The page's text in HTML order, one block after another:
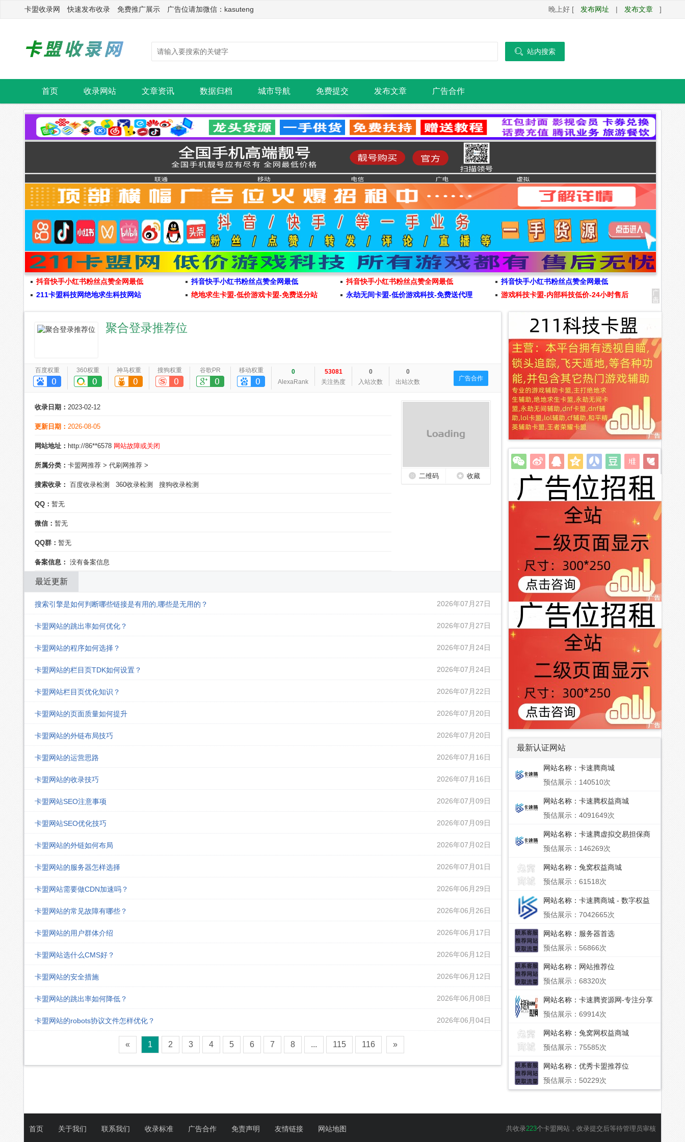
卡盟收录网 快速发布收录 免费推广展示 广告位请加微信：kasuteng 晚上好 [ 发布网址 | 发布文章 ]
 站内搜索
首页 收录网站 文章资讯 数据归档 城市导航 免费提交 发布文章 广告合作
抖音快手小红书粉丝点赞全网最低 抖音快手小红书粉丝点赞全网最低 抖音快手小红书粉丝点赞全网最低
抖音快手小红书粉丝点赞全网最低
211卡盟科技网绝地求生科技网站
绝地求生卡盟-低价游戏卡盟-免费送分站 永劫无间卡盟-低价游戏科技-免费送代理 游戏科技卡盟-内部科技低价-24小时售后
聚合登录推荐位
百度权重 360权重 神马权重 搜狗权重 谷歌PR 移动权重
0
AlexaRank
53081
关注热度
0
入站次数
0
出站次数
广告合作
收录日期： 2023-02-12
更新日期： 2026-08-05
网站地址： http://86**6578 网站故障或关闭
所属分类： 卡盟网推荐 > 代刷网推荐 >
搜索收录： 百度收录检测 360收录检测 搜狗收录检测
QQ： 暂无
微信： 暂无
QQ群： 暂无
备案信息： 没有备案信息
二维码 收藏
最近更新
搜索引擎是如何判断哪些链接是有用的,哪些是无用的？ 2026年07月27日
卡盟网站的跳出率如何优化？ 2026年07月27日
卡盟网站的程序如何选择？ 2026年07月24日
卡盟网站的栏目页TDK如何设置？ 2026年07月24日
卡盟网站栏目页优化知识？ 2026年07月22日
卡盟网站的页面质量如何提升 2026年07月20日
卡盟网站的外链布局技巧 2026年07月20日
卡盟网站的运营思路 2026年07月16日
卡盟网站的收录技巧 2026年07月16日
卡盟网站SEO注意事项 2026年07月09日
卡盟网站SEO优化技巧 2026年07月09日
卡盟网站的外链如何布局 2026年07月02日
卡盟网站的服务器怎样选择 2026年07月01日
卡盟网站需要做CDN加速吗？ 2026年06月29日
卡盟网站的常见故障有哪些？ 2026年06月26日
卡盟网站的用户群体介绍 2026年06月17日
卡盟网站选什么CMS好？ 2026年06月12日
卡盟网站的安全措施 2026年06月12日
卡盟网站的跳出率如何降低？ 2026年06月08日
卡盟网站的robots协议文件怎样优化？ 2026年06月04日
« 1 2 3 4 5 6 7 8 ... 115 116 »
最新认证网站
网站名称： 卡速腾商城
预估展示：140510次
网站名称： 卡速腾权益商城
预估展示：4091649次
网站名称： 卡速腾虚拟交易担保商
会员垂直供应批发平台
预估展示：146269次
网站名称： 兔窝权益商城
预估展示：61518次
网站名称： 卡速腾商城 - 数字权益
预估展示：7042665次
网站名称： 服务器首选
预估展示：56866次
网站名称： 网站推荐位
预估展示：68320次
网站名称： 卡速腾资源网-专注分享
线报,网站源码,QQ技术,卡速腾教程
资源平台,免费软件,活动线报,网站
源码,QQ技术,卡速腾教程网,小刀娱
预估展示：69914次
网站名称： 兔窝网权益商城
预估展示：75585次
网站名称： 优秀卡盟推荐位
预估展示：50229次
共收录223个卡盟网站，收录提交后等待管理员审核
首页 关于我们 联系我们 收录标准 广告合作 免责声明 友情链接 网站地图